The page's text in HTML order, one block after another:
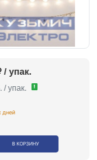
/ упак.
/ упак. !
дней
В КОРЗИНУ